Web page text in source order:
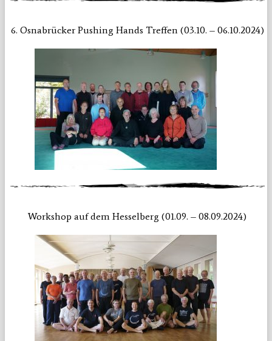
6. Osnabrücker Pushing Hands Treffen (03.10. – 06.10.2024)
Workshop auf dem Hesselberg (01.09. – 08.09.2024)